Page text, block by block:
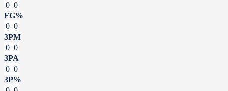
0 0
FG%
0 0
3PM
0 0
3PA
0 0
3P%